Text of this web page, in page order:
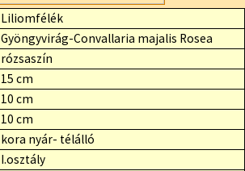
Liliomfélék
Gyöngyvirág-Convallaria majalis Rosea
rózsaszín
15 cm
10 cm
10 cm
kora nyár- télálló
I.osztály